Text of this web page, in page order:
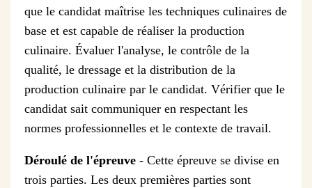
que le candidat maîtrise les techniques culinaires de
base et est capable de réaliser la production
culinaire. Évaluer l'analyse, le contrôle de la
qualité, le dressage et la distribution de la
production culinaire par le candidat. Vérifier que le
candidat sait communiquer en respectant les
normes professionnelles et le contexte de travail.
Déroulé de l'épreuve - Cette épreuve se divise en
trois parties. Les deux premières parties sont